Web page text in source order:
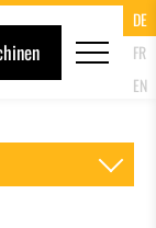
DE
FR
EN